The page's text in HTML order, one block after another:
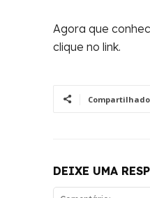
Agora que
clique no link.
Compartilhado
DEIXE UMA